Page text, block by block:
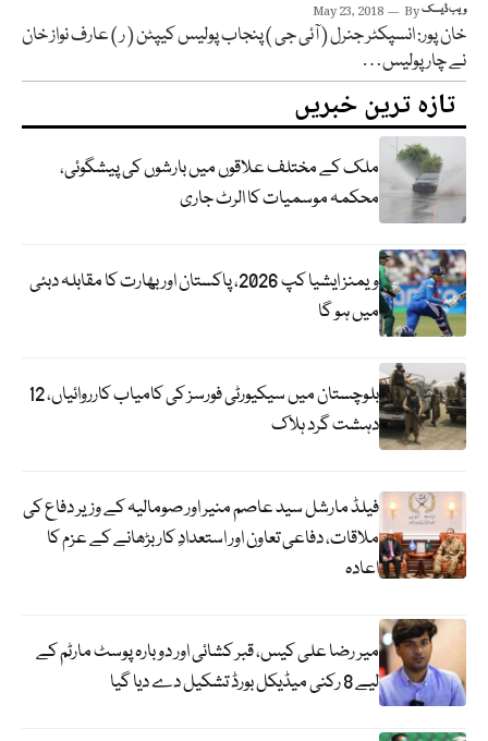
May 23, 2018 Byویب ڈیسک
خان پور: انسپکٹر جنرل ( آئی جی ) پنجاب پولیس کیپٹن ( ر ) عارف نواز خان
نے چار پولیس…
تازہ ترین خبریں
ملک کے مختلف علاقوں میں بارشوں کی پیشگوئی،
محکمہ موسمیات کا الرٹ جاری
ویمنز ایشیا کپ 2026، پاکستان اور بھارت کا مقابلہ دبئی
میں ہو گا
بلوچستان میں سیکیورٹی فورسز کی کامیاب کارروائیاں، 12
دہشت گرد ہلاک
فیلڈ مارشل سید عاصم منیر اور صومالیہ کے وزیر دفاع کی
ملاقات، دفاعی تعاون اور استعدادِ کار بڑھانے کے عزم کا
اعادہ
میر رضا علی کیس، قبر کشائی اور دوبارہ پوسٹ مارٹم کے
لیے 8 رکنی میڈیکل بورڈ تشکیل دے دیا گیا